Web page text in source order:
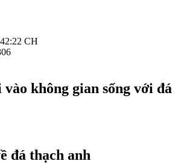
CH
không gian sống với đá
đá thạch anh